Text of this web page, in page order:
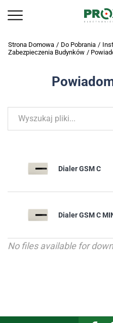
Strona Domowa / Do Pobrania /
Zabezpieczenia Budynków /
Dialer GSM C
Dialer GSM C
No files available for